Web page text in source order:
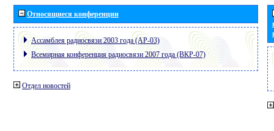
Относящиеся конференции
Ассамблея радиосвязи 2003 года (АР-03)
Всемирная конференция радиосвязи 2007 года (ВКР-07)
Отдел новостей